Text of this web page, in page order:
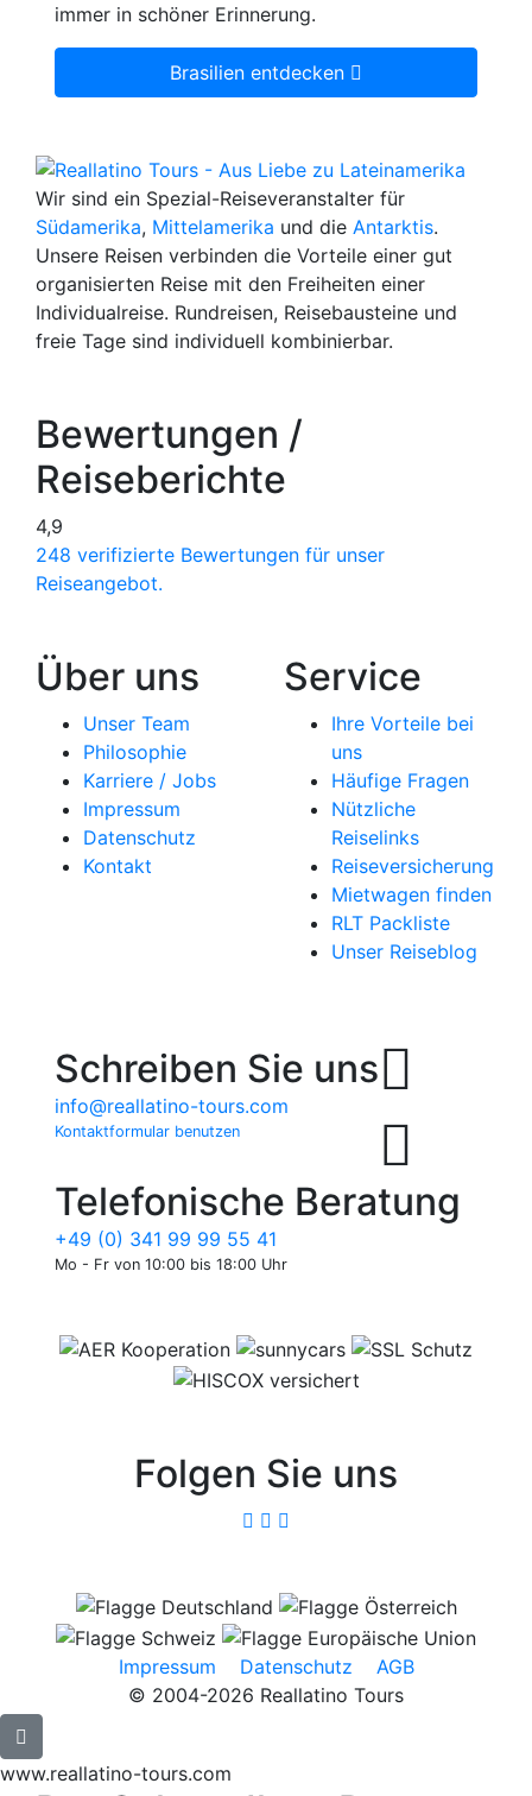
immer in schöner Erinnerung.
Brasilien entdecken
Wir sind ein Spezial-Reiseveranstalter für
Südamerika, Mittelamerika und die Antarktis.
Unsere Reisen verbinden die Vorteile einer gut
organisierten Reise mit den Freiheiten einer
Individualreise. Rundreisen, Reisebausteine und
freie Tage sind individuell kombinierbar.
Bewertungen /
Reiseberichte
4,9
248 verifizierte Bewertungen für unser
Reiseangebot.
Über uns
Unser Team
Philosophie
Karriere / Jobs
Impressum
Datenschutz
Kontakt
Service
Ihre Vorteile bei
uns
Häufige Fragen
Nützliche
Reiselinks
Reiseversicherung
Mietwagen finden
RLT Packliste
Unser Reiseblog
Schreiben Sie uns
info@reallatino-tours.com
Kontaktformular benutzen
Telefonische Beratung
+49 (0) 341 99 99 55 41
Mo - Fr von 10:00 bis 18:00 Uhr
Folgen Sie uns
Impressum Datenschutz
AGB
© 2004-2026 Reallatino Tours
www.reallatino-tours.com